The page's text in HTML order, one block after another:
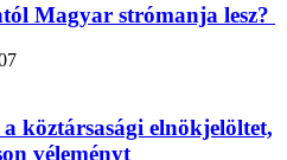
Magyar strómanja lesz?
köztársasági elnökjelöltet,
véleményt